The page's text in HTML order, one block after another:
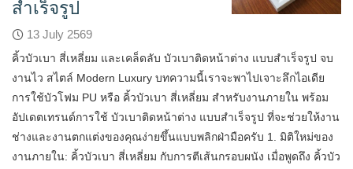
สำเร็จรูป
13 July 2569
คิ้วบัวเบา สี่เหลี่ยม และเคล็ดลับ บัวเบาติดหน้าต่าง แบบสำเร็จรูป จบ
งานไว สไตล์ Modern Luxury บทความนี้เราจะพาไปเจาะลึกไอเดีย
การใช้บัวโฟม PU หรือ คิ้วบัวเบา สี่เหลี่ยม สำหรับงานภายใน พร้อม
อัปเดตเทรนด์การใช้ บัวเบาติดหน้าต่าง แบบสำเร็จรูป ที่จะช่วยให้งาน
ช่างและงานตกแต่งของคุณง่ายขึ้นแบบพลิกฝ่ามือครับ 1. มิติใหม่ของ
งานภายใน: คิ้วบัวเบา สี่เหลี่ยม กับการตีเส้นกรอบผนัง เมื่อพูดถึง คิ้วบัว